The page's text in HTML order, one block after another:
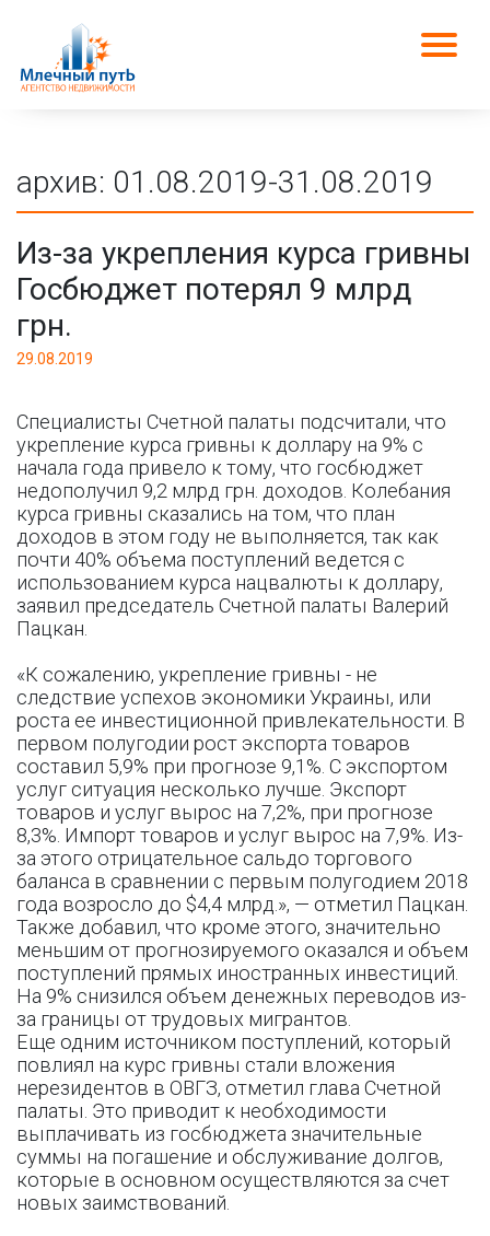
архив: 01.08.2019-31.08.2019
Из-за укрепления курса гривны
Госбюджет потерял 9 млрд
грн.
29.08.2019
Специалисты Счетной палаты подсчитали, что
укрепление курса гривны к доллару на 9% с
начала года привело к тому, что госбюджет
недополучил 9,2 млрд грн. доходов. Колебания
курса гривны сказались на том, что план
доходов в этом году не выполняется, так как
почти 40% объема поступлений ведется с
использованием курса нацвалюты к доллару,
заявил председатель Счетной палаты Валерий
Пацкан.
«К сожалению, укрепление гривны - не
следствие успехов экономики Украины, или
роста ее инвестиционной привлекательности. В
первом полугодии рост экспорта товаров
составил 5,9% при прогнозе 9,1%. С экспортом
услуг ситуация несколько лучше. Экспорт
товаров и услуг вырос на 7,2%, при прогнозе
8,3%. Импорт товаров и услуг вырос на 7,9%. Из-
за этого отрицательное сальдо торгового
баланса в сравнении с первым полугодием 2018
года возросло до $4,4 млрд.», — отметил Пацкан.
Также добавил, что кроме этого, значительно
меньшим от прогнозируемого оказался и объем
поступлений прямых иностранных инвестиций.
На 9% снизился объем денежных переводов из-
за границы от трудовых мигрантов.
Еще одним источником поступлений, который
повлиял на курс гривны стали вложения
нерезидентов в ОВГЗ, отметил глава Счетной
палаты. Это приводит к необходимости
выплачивать из госбюджета значительные
суммы на погашение и обслуживание долгов,
которые в основном осуществляются за счет
новых заимствований.